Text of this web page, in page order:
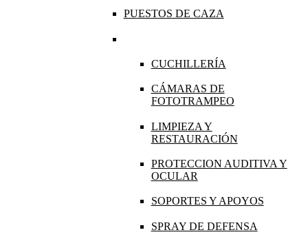
PUESTOS DE CAZA
CUCHILLERÍA
CÁMARAS DE
FOTOTRAMPEO
LIMPIEZA Y
RESTAURACIÓN
PROTECCION AUDITIVA Y
OCULAR
SOPORTES Y APOYOS
SPRAY DE DEFENSA